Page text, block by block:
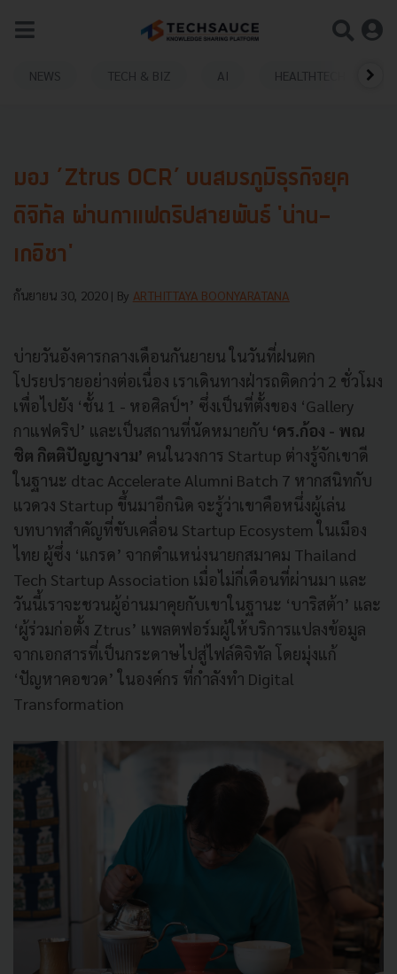
NEWS TECH & BIZ AI HEALTHTECH
มอง ’Ztrus OCR’ บนสมรภูมิธุรกิจยุค
ดิจิทัล ผ่านกาแฟดริปสายพันธ์ 'น่าน-
เกอิชา'
กันยายน 30, 2020 | By ARTHITTAYA BOONYARATANA
บ่ายวันอังคารกลางเดือนกันยายน ในวันที่ฝนตก
โปรยปรายอย่างต่อเนื่อง เราเดินทางฝ่ารถติดกว่า 2 ชั่วโมง
เพื่อไปยัง ‘ชั้น 1 - หอศิลป์ฯ’ ซึ่งเป็นที่ตั้งของ ‘Gallery
กาแฟดริป’ และเป็นสถานที่นัดหมายกับ ‘ดร.ก้อง - พณ
ชิต กิตติปัญญางาม’ คนในวงการ Startup ต่างรู้จักเขาดี
ในฐานะ dtac Accelerate Alumni Batch 7 หากสนิทกับ
แวดวง Startup ขึ้นมาอีกนิด จะรู้ว่าเขาคือหนึ่งผู้เล่น
บทบาทสำคัญที่ขับเคลื่อน Startup Ecosystem ในเมือง
ไทย ผู้ซึ่ง ‘แกรด’ จากตำแหน่งนายกสมาคม Thailand
Tech Startup Association เมื่อไม่กี่เดือนที่ผ่านมา และ
วันนี้เราจะชวนผู้อ่านมาคุยกับเขาในฐานะ ‘บาริสต้า’ และ
‘ผู้ร่วมก่อตั้ง Ztrus’ แพลตฟอร์มผู้ให้บริการแปลงข้อมูล
จากเอกสารที่เป็นกระดาษไปสู่ไฟล์ดิจิทัล โดยมุ่งแก้
‘ปัญหาคอขวด’ ในองค์กร ที่กำลังทำ Digital
Transformation